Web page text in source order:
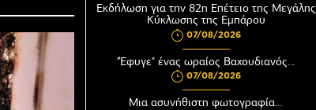
Εκδήλωση για την 82η Επέτειο της Μεγάλης
Κύκλωσης της Εμπάρου
07/08/2026
"Έφυγε" ένας ωραίος Βαχουδιανός...
07/08/2026
Μια ασυνήθιστη φωτογραφία…